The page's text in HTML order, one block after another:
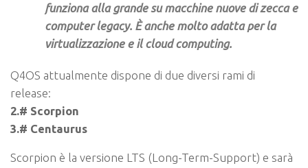
funziona alla grande su macchine nuove di zecca e
computer legacy. È anche molto adatta per la
virtualizzazione e il cloud computing.
Q4OS attualmente dispone di due diversi rami di
release:
2.# Scorpion
3.# Centaurus
Scorpion è la versione LTS (Long-Term-Support) e sarà